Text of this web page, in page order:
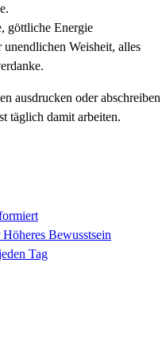
göttliche Energie
Weisheit, alles
ausdrucken oder abschreiben
täglich damit arbeiten.
Bewusstsein
Tag